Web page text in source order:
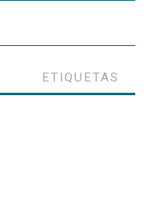
ETIQUETAS